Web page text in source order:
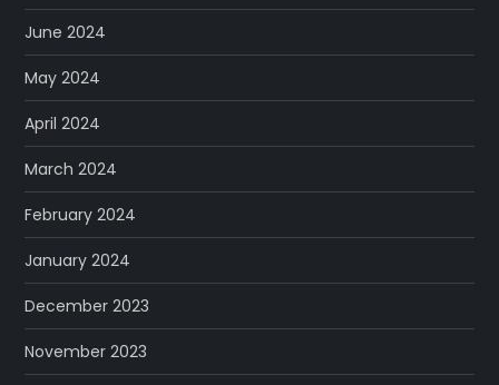
June 2024
May 2024
April 2024
March 2024
February 2024
January 2024
December 2023
November 2023